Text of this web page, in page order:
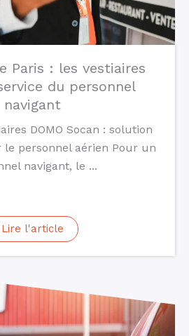
Paris : les vestiaires
du personnel
navigant
DOMO Socan : solution
personnel aérien Pour un
navigant, le ...
Lire l'article